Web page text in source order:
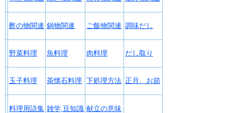
酢の物関連 鍋物関連 ご飯物関連 調味だし
野菜料理 魚料理 肉料理 だし取り
玉子料理 茶懐石料理 下処理方法 正月、お節
料理用語集 雑学,豆知識 献立の意味